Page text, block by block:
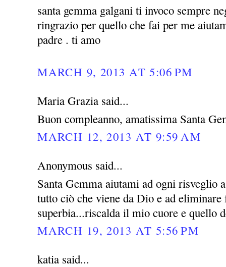
santa gemma galgani ti invoco sempre
ringrazio per quello che fai per me
padre . ti amo
MARCH 9, 2013 AT 5:06 PM
Maria Grazia said...
Buon compleanno, amatissima Santa
MARCH 12, 2013 AT 9:59 AM
Anonymous said...
Santa Gemma aiutami ad ogni risveglio
tutto ciò che viene da Dio e ad eliminare
superbia...riscalda il mio cuore e quello
MARCH 19, 2013 AT 5:56 PM
katia said...